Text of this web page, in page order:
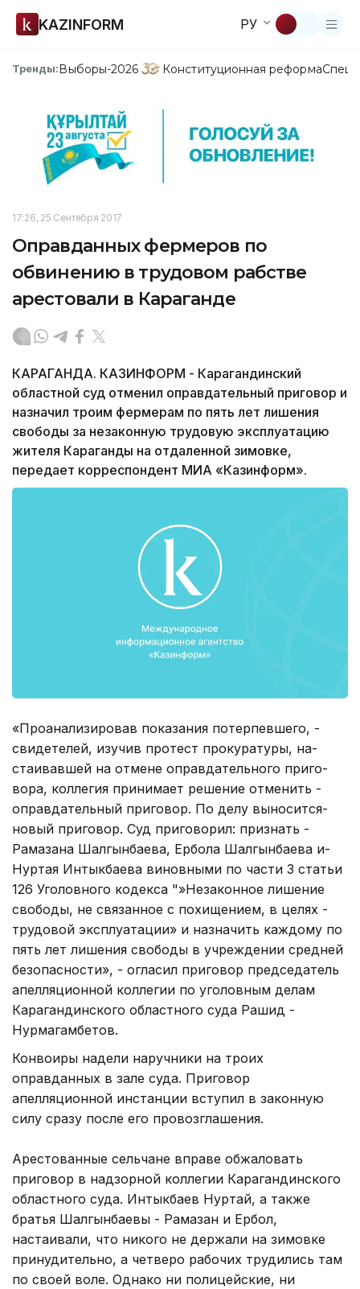
KAZINFORM РУ
Тренды:Выборы-2026 Конституционная реформа
17:26, 25 Сентября 2017
Оправданных фермеров по
обвинению в трудовом рабстве
арестовали в Караганде
КАРАГАНДА. КАЗИНФОРМ - Карагандинский
областной суд отменил оправдательный приговор и
назначил троим фермерам по пять лет лишения
свободы за незаконную трудовую эксплуатацию
жителя Караганды на отдаленной зимовке,
передает корреспондент МИА «Казинформ».
«Проанализировав пок­азания потерпевшего, ­
свидетелей, изучив пр­отест прокуратуры, на­
стаивавшей на отмене ­оправдательного приго­
вора, коллегия приним­ает решение отменить ­
оправдательный пригов­ор. По делу выносится­
новый приговор. Суд ­приговорил: признать ­
Рамазана Шалгынбаева,­ Ербола Шалгынбаева и­
Нуртая Интыкбаева ви­новными по части 3 статьи
126­ Уголовного кодекса "»Незаконное лишение
св­ободы, не связанное с­ похищением, в целях ­
трудовой эксплуатации­» и назначить каждому­ по
пять лет лишения ­свободы в учреждении средней
безопасности»­, - огласил приговор ­председатель
апелляци­онной коллегии по уголовным делам
Карагандинского о­бластного суда Рашид ­
Нурмагамбетов.
Конвоиры надели наручники на троих
оправданных в зале суда. Приговор
апелляционной инстанции вступил в законную
силу сразу после его провозглашения.
Арестованные сельчане вправе обжаловать
приговор в надзорной коллегии Карагандинского
областного суда. Интыкбаев Нуртай, а также
братья Шалгынбаевы - Рамазан и Ербол,
настаивали, что никого не держали на зимовке
принудительно, а четверо рабочих трудились там
по своей воле. Однако ни полицейские, ни